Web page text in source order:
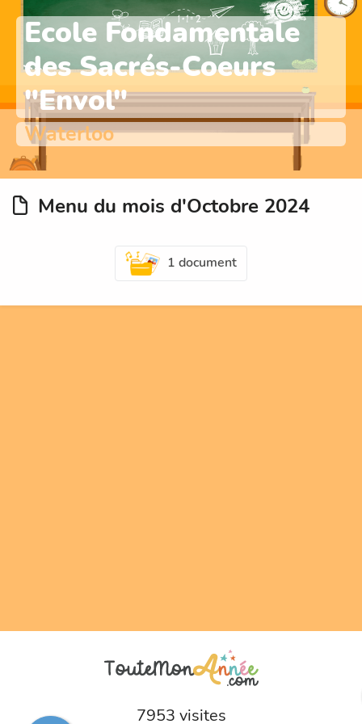
Ecole Fondamentale
des Sacrés-Coeurs
"Envol"
Waterloo
Menu du mois d'Octobre 2024
1 document
7953 visites